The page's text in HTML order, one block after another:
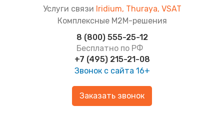
Услуги связи Iridium, Thuraya, VSAT
Комплексные М2М-решения
8 (800) 555-25-12
Бесплатно по РФ
+7 (495) 215-21-08
Звонок с сайта 16+
Заказать звонок